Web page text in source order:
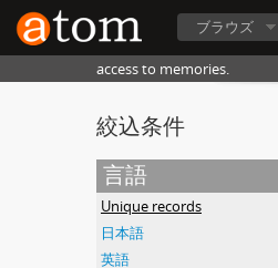
ブラウズ
access to memories.
絞込条件
言語
Unique records
日本語
英語